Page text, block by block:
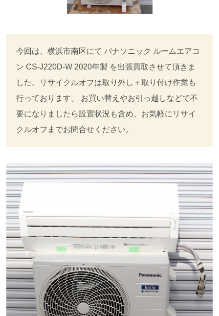
今回は、横浜市南区にて パナソニック ルームエアコ
ン CS-J220D-W 2020年製 を出張買取させて頂きま
した。リサイクルオフは取り外し＋取り付け作業も
行っております。 お買い替えやお引っ越しなどで不
要になりましたら設置状況も含め、お気軽にリサイ
クルオフまでお問合せください。